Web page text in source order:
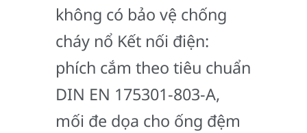
không có bảo vệ chống
cháy nổ Kết nối điện:
phích cắm theo tiêu chuẩn
DIN EN 175301-803-A,
mối đe dọa cho ống đệm